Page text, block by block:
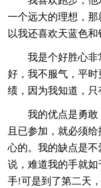
一个远大的理想，
以我还喜欢天蓝色和
我是个好胜心
好，我不服气，平
绩，因为我知道，
我的优点是勇
且已参加，就必须
心的。我的缺点是
说，难道我的手就
手!可是到了第二天